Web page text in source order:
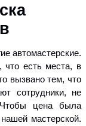
автомастерские.
что есть места, в
вызвано тем, что
сотрудники, не
цена была
мастерской.